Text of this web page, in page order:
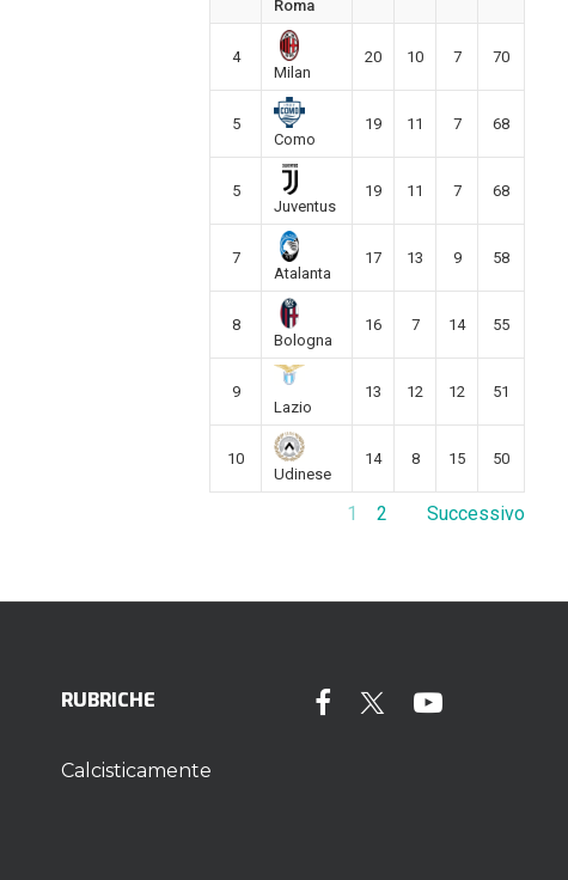
Roma
4
Milan
20 10 7 70
5
Como
19 11 7 68
5
Juventus
19 11 7 68
7
Atalanta
17 13 9 58
8
Bologna
16 7 14 55
9
Lazio
13 12 12 51
10
Udinese
14 8 15 50
1 2 Successivo
RUBRICHE
Calcisticamente